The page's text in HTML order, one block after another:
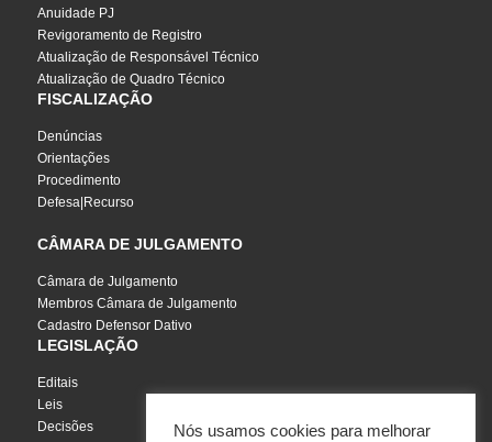
Anuidade PJ
Revigoramento de Registro
Atualização de Responsável Técnico
Atualização de Quadro Técnico
FISCALIZAÇÃO
Denúncias
Orientações
Procedimento
Defesa|Recurso
CÂMARA DE JULGAMENTO
Câmara de Julgamento
Membros Câmara de Julgamento
Cadastro Defensor Dativo
LEGISLAÇÃO
Editais
Leis
Decisões
Nós usamos cookies para melhorar